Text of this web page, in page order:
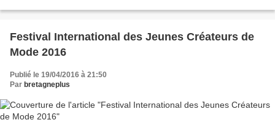
Festival International des Jeunes Créateurs de
Mode 2016
Publié le 19/04/2016 à 21:50
Par bretagneplus